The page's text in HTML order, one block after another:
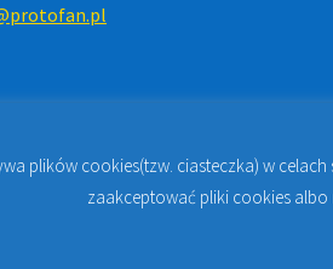
FAN | Sklep Stomatologiczny
plików cookies(tzw. ciasteczka) w
zaakceptować pliki cookies albo